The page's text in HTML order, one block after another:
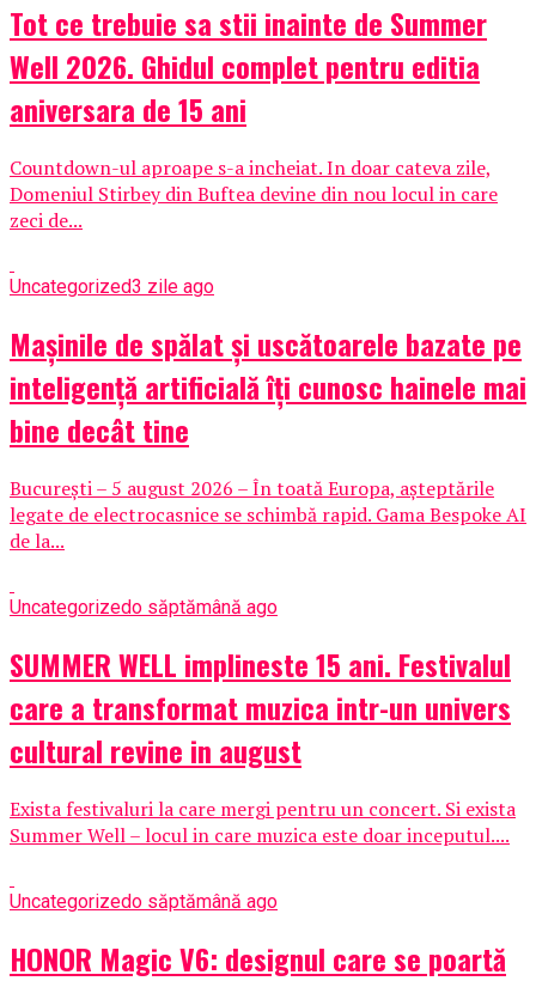
Tot ce trebuie sa stii inainte de Summer
Well 2026. Ghidul complet pentru editia
aniversara de 15 ani
Countdown-ul aproape s-a incheiat. In doar cateva zile,
Domeniul Stirbey din Buftea devine din nou locul in care
zeci de...
Uncategorized3 zile ago
Mașinile de spălat și uscătoarele bazate pe
inteligență artificială îți cunosc hainele mai
bine decât tine
București – 5 august 2026 – În toată Europa, așteptările
legate de electrocasnice se schimbă rapid. Gama Bespoke AI
de la...
Uncategorizedo săptămână ago
SUMMER WELL implineste 15 ani. Festivalul
care a transformat muzica intr-un univers
cultural revine in august
Exista festivaluri la care mergi pentru un concert. Si exista
Summer Well – locul in care muzica este doar inceputul....
Uncategorizedo săptămână ago
HONOR Magic V6: designul care se poartă